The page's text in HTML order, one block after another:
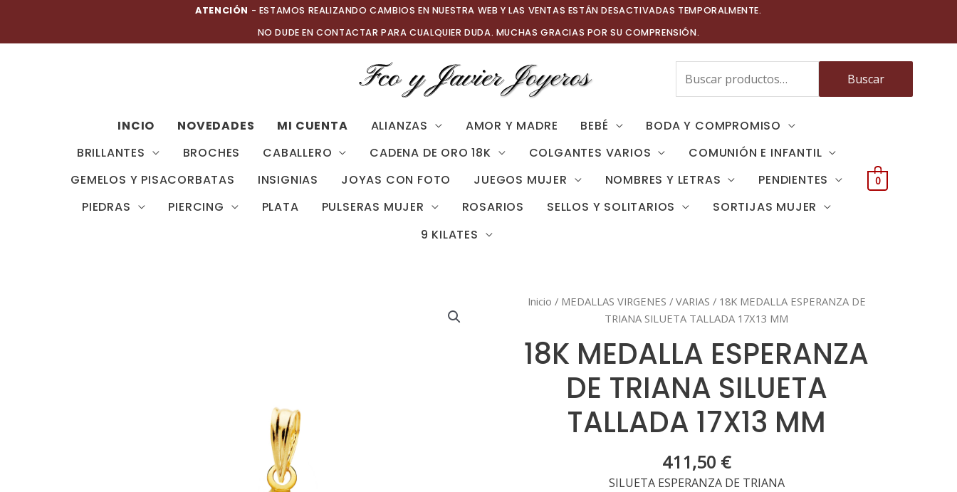
contenido
ATENCIÓN - ESTAMOS REALIZANDO CAMBIOS EN NUESTRA WEB Y LAS VENTAS ESTÁN DESACTIVADAS TEMPORALMENTE.
NO DUDE EN CONTACTAR PARA CUALQUIER DUDA. MUCHAS GRACIAS POR SU COMPRENSIÓN.
Buscar
por:
Buscar
INCIO NOVEDADES MI CUENTA ALIANZAS AMOR Y MADRE BEBÉ
BODA Y COMPROMISO
BRILLANTES
BROCHES CABALLERO CADENA DE ORO 18K COLGANTES VARIOS
COMUNIÓN E INFANTIL
GEMELOS Y PISACORBATAS
INSIGNIAS JOYAS CON FOTO JUEGOS MUJER NOMBRES Y LETRAS
PENDIENTES
PIEDRAS
PIERCING PLATA PULSERAS MUJER ROSARIOS SELLOS Y SOLITARIOS
SORTIJAS MUJER
9 KILATES
0
Inicio / MEDALLAS VIRGENES / VARIAS / 18K MEDALLA ESPERANZA DE
TRIANA SILUETA TALLADA 17X13 MM
18K MEDALLA ESPERANZA
DE TRIANA SILUETA
TALLADA 17X13 MM
411,50 €
SILUETA ESPERANZA DE TRIANA